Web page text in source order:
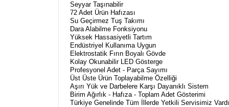
Seyyar Taşınabilir
72 Adet Ürün Hafızası
Su Geçirmez Tuş Takımı
Dara Alabilme Fonksiyonu
Yüksek Hassasiyetli Tartım
Endüstriyel Kullanıma Uygun
Elektrostatik Fırın Boyalı Gövde
Kolay Okunabilir LED Gösterge
Profesyonel Adet - Parça Sayımı
Üst Üste Ürün Toplayabilme Özelliği
Aşırı Yük ve Darbelere Karşı Dayanıklı Sistem
Birim Ağırlık - Hafıza - Toplam Adet Gösterimi
Türkiye Genelinde Tüm İllerde Yetkili Servisimiz